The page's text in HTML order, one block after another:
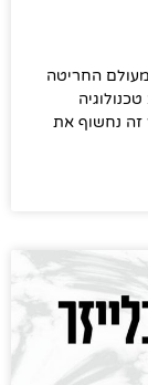
החריטה
זה נחשוף את